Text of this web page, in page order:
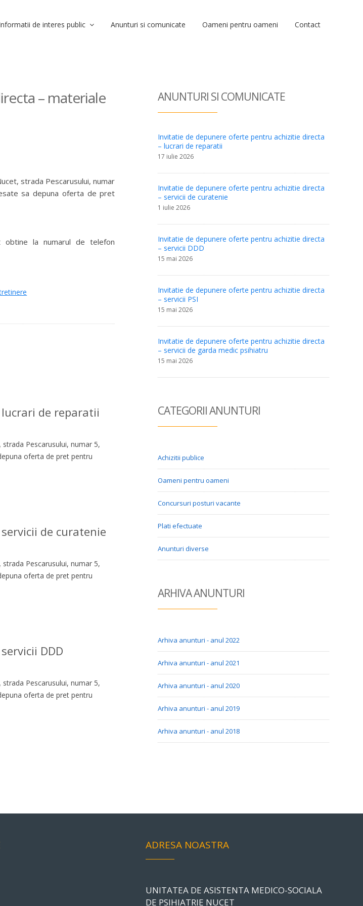
Contact
Oameni pentru oameni
Anunturi si comunicate
de interes public
– materiale
strada Pescarusului, numar
sa depuna oferta de pret
la numarul de telefon
de reparatii
Pescarusului, numar 5,
oferta de pret pentru
de curatenie
Pescarusului, numar 5,
oferta de pret pentru
DDD
Pescarusului, numar 5,
oferta de pret pentru
ANUNTURI SI COMUNICATE
Invitatie de depunere oferte pentru achizitie directa
– lucrari de reparatii
17 iulie 2026
Invitatie de depunere oferte pentru achizitie directa
– servicii de curatenie
1 iulie 2026
Invitatie de depunere oferte pentru achizitie directa
– servicii DDD
15 mai 2026
Invitatie de depunere oferte pentru achizitie directa
– servicii PSI
15 mai 2026
Invitatie de depunere oferte pentru achizitie directa
– servicii de garda medic psihiatru
15 mai 2026
CATEGORII ANUNTURI
Achizitii publice
Oameni pentru oameni
Concursuri posturi vacante
Plati efectuate
Anunturi diverse
ARHIVA ANUNTURI
Arhiva anunturi - anul 2022
Arhiva anunturi - anul 2021
Arhiva anunturi - anul 2020
Arhiva anunturi - anul 2019
Arhiva anunturi - anul 2018
ADRESA NOASTRA
UNITATEA DE ASISTENTA MEDICO-SOCIALA
DE PSIHIATRIE NUCET